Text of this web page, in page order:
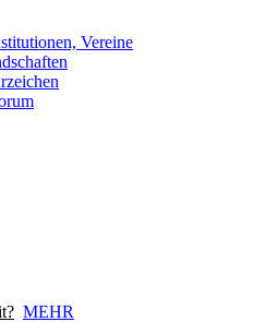
Vereine
MEHR